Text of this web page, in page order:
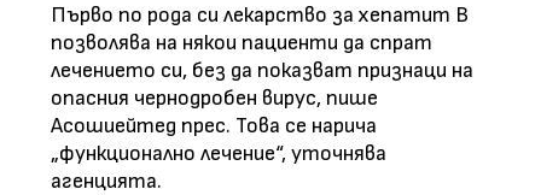
Първо по рода си лекарство за хепатит B
позволява на някои пациенти да спрат
лечението си, без да показват признаци на
опасния чернодробен вирус, пише
Асошиейтед прес. Това се нарича
„функционално лечение“, уточнява
агенцията.